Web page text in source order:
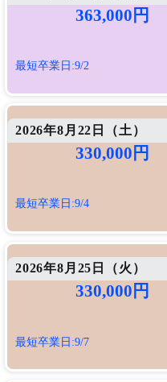
363,000円
最短卒業日:9/2
2026年8月22日（土 ）
330,000円
最短卒業日:9/4
2026年8月25日（ 火 ）
330,000円
最短卒業日:9/7